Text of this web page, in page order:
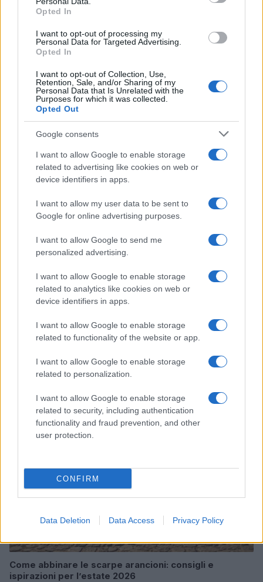
Opted In
I want to opt-out of processing my
Personal Data for Targeted Advertising.
Opted In
I want to opt-out of Collection, Use,
Retention, Sale, and/or Sharing of my
Personal Data that Is Unrelated with the
Purposes for which it was collected.
Opted Out
Google consents
I want to allow Google to enable storage
related to advertising like cookies on web or
device identifiers in apps.
I want to allow my user data to be sent to
Google for online advertising purposes.
I want to allow Google to send me
personalized advertising.
I want to allow Google to enable storage
related to analytics like cookies on web or
device identifiers in apps.
I want to allow Google to enable storage
related to functionality of the website or app.
I want to allow Google to enable storage
related to personalization.
I want to allow Google to enable storage
related to security, including authentication
functionality and fraud prevention, and other
user protection.
CONFIRM
Data Deletion Data Access Privacy Policy
Continua a leggere
mare e storia
Cristian Castiglioni · 8 Ago 2026
OFFERTE&CONSIGLI
Come abbinare le scarpe arancioni: consigli e
ispirazioni per l’estate 2026